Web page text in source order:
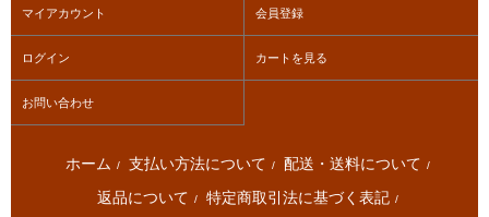
マイアカウント 会員登録
ログイン カートを見る
お問い合わせ
ホーム / 支払い方法について / 配送・送料について /
返品について / 特定商取引法に基づく表記 /